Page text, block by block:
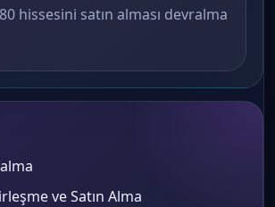
hissesini satın alması devralma
ve Satın Alma